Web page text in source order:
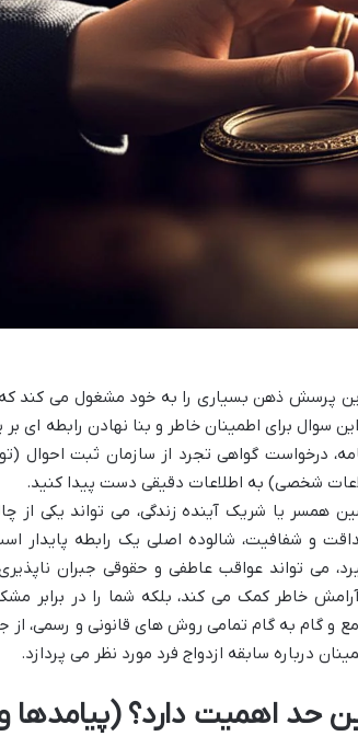
پرسش ذهن بسیاری را به خود مشغول می کند که
سوال برای اطمینان خاطر و بنا نهادن رابطه ای بر
درخواست گواهی تجرد از سازمان ثبت احوال
شخصی) به اطلاعات دقیقی دست پیدا کنید.
همسر یا شریک آینده زندگی، می تواند یکی از
و شفافیت، شالوده اصلی یک رابطه پایدار
می تواند عواقب عاطفی و حقوقی جبران
خاطر کمک می کند، بلکه شما را در برابر
و گام به گام تمامی روش های قانونی و رسمی، از
درباره سابقه ازدواج فرد مورد نظر می پردازد.
این حد اهمیت دارد؟ (پیامدها